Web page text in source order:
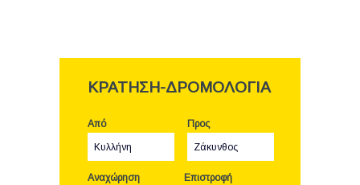
ΚΡΑΤΗΣΗ-ΔΡΟΜΟΛΟΓΙΑ
Από
Κυλλήνη
Προς
Ζάκυνθος
Αναχώρηση Επιστροφή